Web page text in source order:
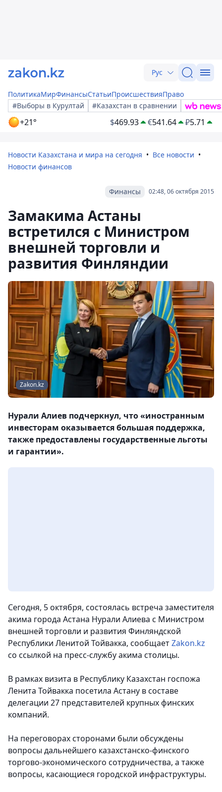
Рус
ПолитикаМирФинансыСтатьиПроисшествияПраво
#Выборы в Курултай
#Казахстан в сравнении
+21° $469.93 €541.64 ₽5.71
Новости Казахстана и мира на сегодня
Все новости
Новости финансов
02:48, 06 октября 2015
Финансы
Замакима Астаны
встретился с Министром
внешней торговли и
развития Финляндии
Zakon.kz
Нурали Алиев подчеркнул, что «иностранным
инвесторам оказывается большая поддержка,
также предоставлены государственные льготы
и гарантии».
Сегодня, 5 октября, состоялась встреча заместителя
акима города Астана Нурали Алиева с Министром
внешней торговли и развития Финляндской
Республики Ленитой Тойвакка, сообщаетZakon.kz
со ссылкой на пресс-службу акима столицы.
В рамках визита в Республику Казахстан госпожа
Ленита Тойвакка посетила Астану в составе
делегации 27 представителей крупных финских
компаний.
На переговорах сторонами были обсуждены
вопросы дальнейшего казахстанско-финского
торгово-экономического сотрудничества, а также
вопросы, касающиеся городской инфраструктуры.